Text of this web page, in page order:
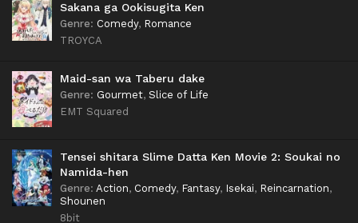
Sakana ga Ookisugita Ken
Genre: Comedy, Romance
TROYCA
Maid-san wa Taberu dake
Genre: Gourmet, Slice of Life
EMT Squared
Tensei shitara Slime Datta Ken Movie 2: Soukai no
Namida-hen
Genre: Action, Comedy, Fantasy, Isekai, Reincarnation,
Shounen
8bit